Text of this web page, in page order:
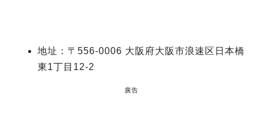
地址：〒556-0006 大阪府大阪市浪速区日本橋
東1丁目12-2
廣告